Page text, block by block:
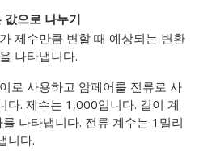
값으로 나누기
제수만큼 변할 때 예상되는 변환
나타냅니다.
로 사용하고 암페어를 전류로 사
다. 제수는 1,000입니다. 길이 계
나타냅니다. 전류 계수는 1밀리
니다.